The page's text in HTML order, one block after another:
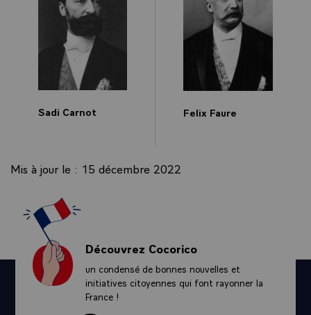
Sadi Carnot Felix Faure
Mis à jour le : 15 décembre 2022
Découvrez Cocorico
un condensé de bonnes nouvelles et
initiatives citoyennes qui font rayonner la
France !